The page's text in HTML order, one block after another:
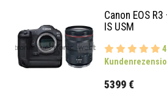
Canon EOS
IS USM
5399 €